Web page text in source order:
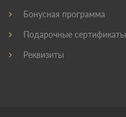
Бонусная программа
Подарочные сертификаты
Реквизиты